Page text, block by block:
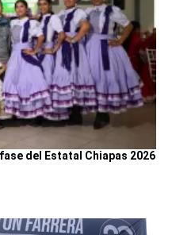
del Estatal Chiapas 2026